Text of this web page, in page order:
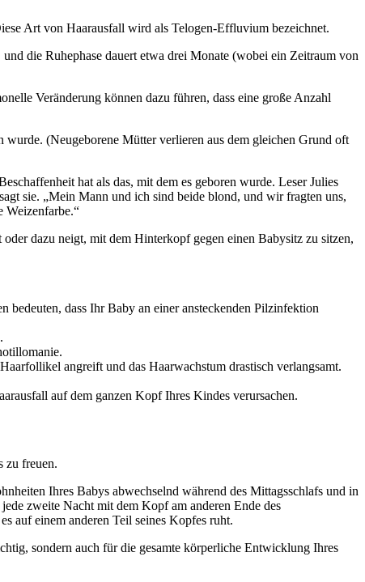
Art von Haarausfall wird als Telogen-Effluvium bezeichnet.
die Ruhephase dauert etwa drei Monate (wobei ein Zeitraum von
Veränderung können dazu führen, dass eine große Anzahl
(Neugeborene Mütter verlieren aus dem gleichen Grund oft
hat als das, mit dem es geboren wurde. Leser Julies
sie. „Mein Mann und ich sind beide blond, und wir fragten uns,
Weizenfarbe.“
dazu neigt, mit dem Hinterkopf gegen einen Babysitz zu sitzen,
bedeuten, dass Ihr Baby an einer ansteckenden Pilzinfektion
angreift und das Haarwachstum drastisch verlangsamt.
auf dem ganzen Kopf Ihres Kindes verursachen.
zu freuen.
Ihres Babys abwechselnd während des Mittagsschlafs und in
zweite Nacht mit dem Kopf am anderen Ende des
auf einem anderen Teil seines Kopfes ruht.
sondern auch für die gesamte körperliche Entwicklung Ihres